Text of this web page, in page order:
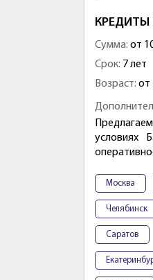
Сумма: от
Срок: 7 лет
Возраст: от
условиях
Москва
Челябинск
Саратов